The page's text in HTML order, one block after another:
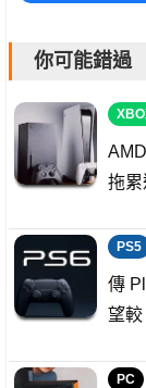
你可能錯過
拖
PS5
傳
望較
PC